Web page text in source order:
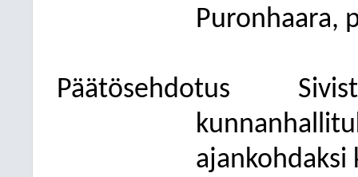
Puronhaara,
Päätösehdotus
ajankohdaksi